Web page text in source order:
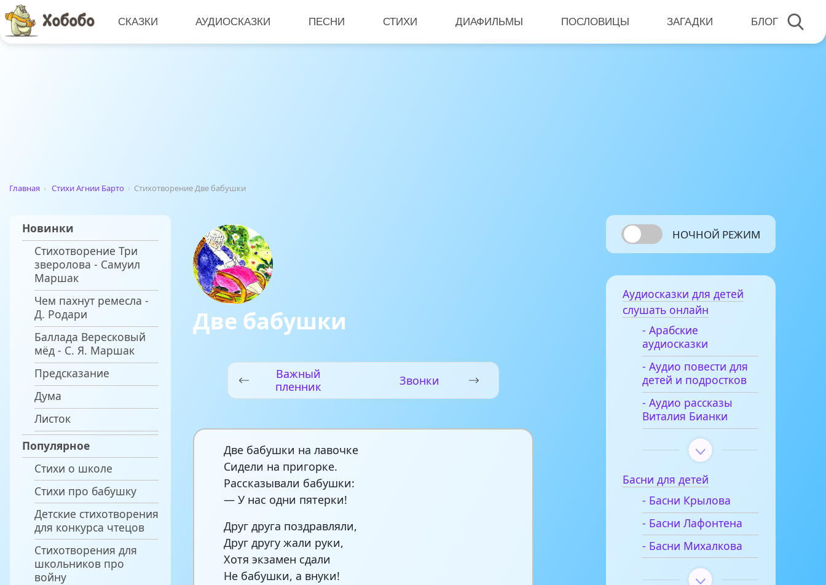
СКАЗКИ АУДИОСКАЗКИ ПЕСНИ СТИХИ ДИАФИЛЬМЫ ПОСЛОВИЦЫ ЗАГАДКИ БЛОГ
Главная › Стихи Агнии Барто › Стихотворение Две бабушки
Новинки
Стихотворение Три
зверолова - Самуил
Маршак
Чем пахнут ремесла -
Д. Родари
Баллада Вересковый
мёд - С. Я. Маршак
Предсказание
Дума
Листок
Популярное
Стихи о школе
Стихи про бабушку
Детские стихотворения
для конкурса чтецов
Стихотворения для
школьников про
войну
Две бабушки
Важный
пленник
Звонки
Две бабушки на лавочке
Сидели на пригорке.
Рассказывали бабушки:
— У нас одни пятерки!
Друг друга поздравляли,
Друг другу жали руки,
Хотя экзамен сдали
Не бабушки, а внуки!
НОЧНОЙ РЕЖИМ
Аудиосказки для детей
слушать онлайн
- Арабские
аудиосказки
- Аудио повести для
детей и подростков
- Аудио рассказы
Виталия Бианки
Басни для детей
- Басни Крылова
- Басни Лафонтена
- Басни Михалкова